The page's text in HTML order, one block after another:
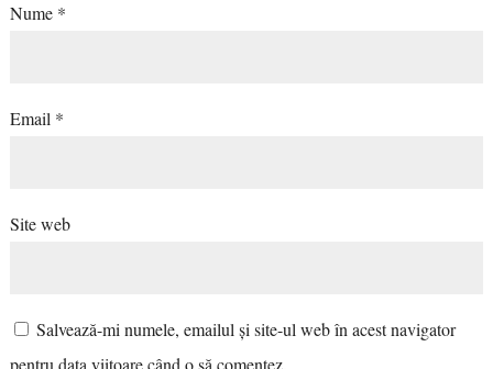
Nume *
Email *
Site web
Salvează-mi numele, emailul și site-ul web în acest navigator
pentru data viitoare când o să comentez.